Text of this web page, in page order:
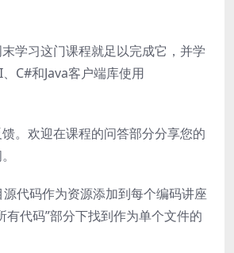
学习这门课程就足以完成它，并学
C#和Java客户端库使用
。欢迎在课程的问答部分分享您的
源代码作为资源添加到每个编码讲座
有代码”部分下找到作为单个文件的